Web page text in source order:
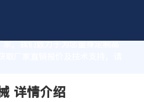
，我们致力于为您量身定制高
厂家直销报价及技术支持，请
详情介绍